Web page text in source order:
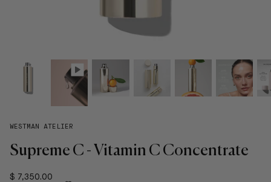
WESTMAN ATELIER
Supreme C - Vitamin C Concentrate
$ 7,350.00